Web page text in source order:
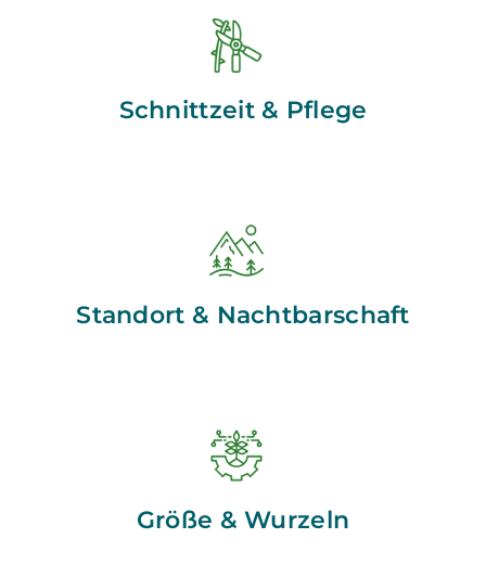
Schnittzeit & Pflege
Standort & Nachtbarschaft
Größe & Wurzeln